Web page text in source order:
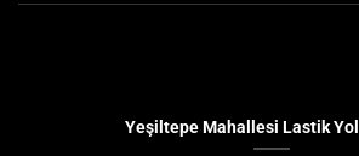
Yeşiltepe Mahallesi Lastik Yol